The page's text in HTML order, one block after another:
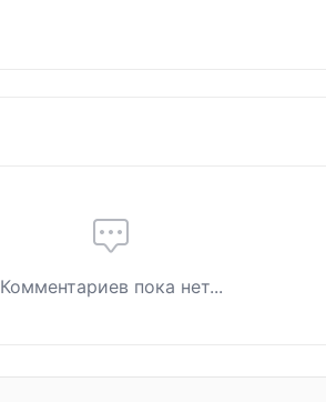
Комментариев пока нет...